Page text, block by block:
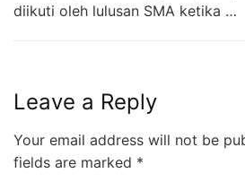
diikuti oleh lulusan SMA ketika …
Leave a Reply
Your email address will not be
fields are marked *